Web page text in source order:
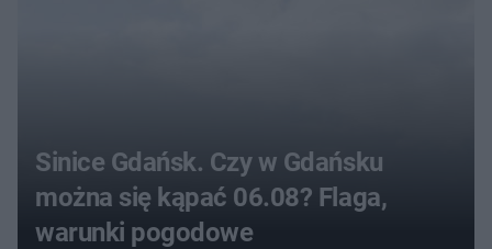
Sinice Gdańsk. Czy w Gdańsku
można się kąpać 06.08? Flaga,
warunki pogodowe